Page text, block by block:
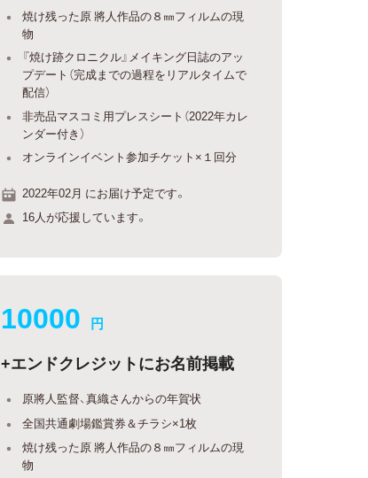
焼け残った原 將人作品の８㎜フィルムの現
物
『焼け跡クロニクル』メイキング日誌のアッ
プデート（完成までの過程をリアルタイムで
配信）
非売品マスコミ用プレスシート（2022年カレ
ンダー付き）
オンラインイベント参加チケット×１回分
2022年02月 にお届け予定です。
16人が応援しています。
10000 円
+エンドクレジットにお名前掲載
原將人監督、真織さんからの年賀状
全国共通劇場鑑賞券＆チラシ×1枚
焼け残った原 將人作品の８㎜フィルムの現
物